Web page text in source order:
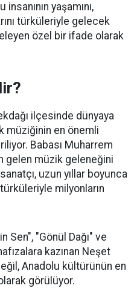
yaşamını,
türküleriyle gelecek
özel bir ifade olarak
ilçesinde dünyaya
müziğinin en önemli
Babası Muharrem
gelen müzik geleneğini
uzun yıllar boyunca
milyonların
Sen", "Gönül Dağı" ve
kazınan Neşet
Anadolu kültürünün en
görülüyor.